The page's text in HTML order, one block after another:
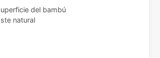
del bambú
natural